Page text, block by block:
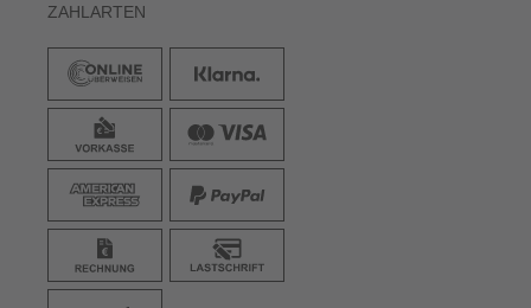
ZAHLARTEN